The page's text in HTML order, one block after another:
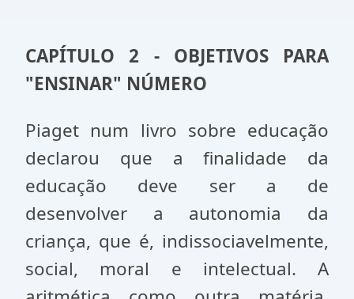
CAPÍTULO 2 - OBJETIVOS PARA
"ENSINAR" NÚMERO
Piaget num livro sobre educação
declarou que a finalidade da
educação deve ser a de
desenvolver a autonomia da
criança, que é, indissociavelmente,
social, moral e intelectual. A